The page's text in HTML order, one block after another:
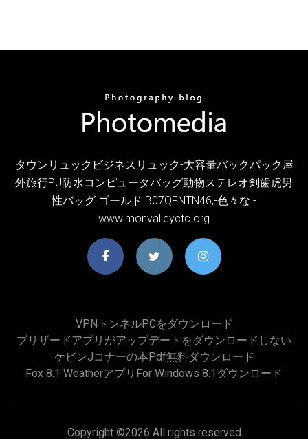
タウンリュックビジネスリュック-大容量バックパック屋
外旅行PU防水コンピュータバッグ動物ステレオ剣歯虎男
性バッグ ゴールド B07QFNTN46,-色々な -
www.monvalleyctc.org
VPNトンネルPCをダウンロード
ブリザードアプリがアップデートをダウンロードしない
ケビンjコナーの本pdf無料ダウンロード
Fox 8.1 Weatherアプリfor Windows 8.1ダウンロード
Copyright ©2026 All rights reserved